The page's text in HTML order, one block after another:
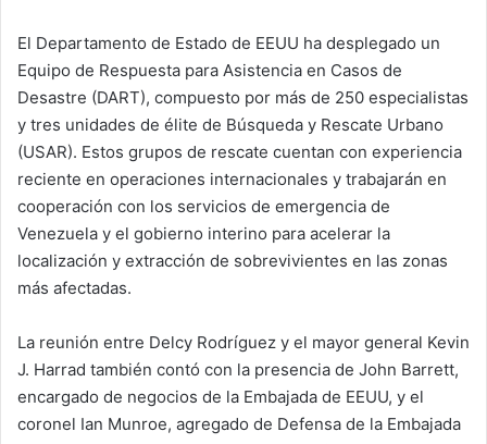
El Departamento de Estado de EEUU ha desplegado un
Equipo de Respuesta para Asistencia en Casos de
Desastre (DART), compuesto por más de 250 especialistas
y tres unidades de élite de Búsqueda y Rescate Urbano
(USAR). Estos grupos de rescate cuentan con experiencia
reciente en operaciones internacionales y trabajarán en
cooperación con los servicios de emergencia de
Venezuela y el gobierno interino para acelerar la
localización y extracción de sobrevivientes en las zonas
más afectadas.
La reunión entre Delcy Rodríguez y el mayor general Kevin
J. Harrad también contó con la presencia de John Barrett,
encargado de negocios de la Embajada de EEUU, y el
coronel Ian Munroe, agregado de Defensa de la Embajada